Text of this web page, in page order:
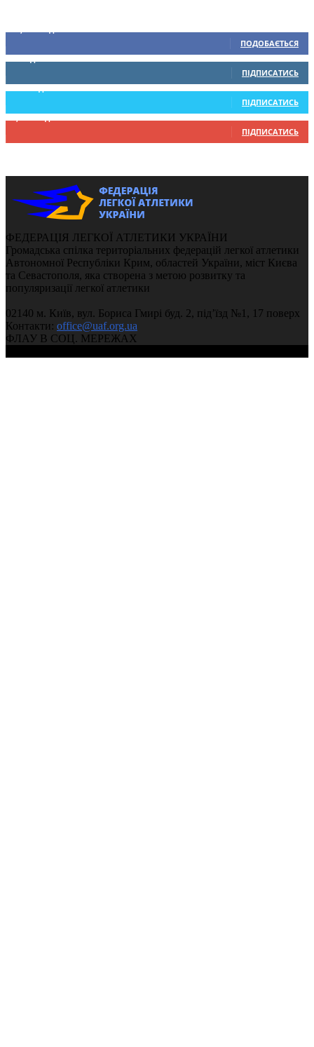
ПОДОБАЄТЬСЯ
0 Підписників
ПІДПИСАТИСЬ
234 Підписників
ПІДПИСАТИСЬ
9,370 Підписників
ПІДПИСАТИСЬ
ФЕДЕРАЦІЯ ЛЕГКОЇ АТЛЕТИКИ УКРАЇНИ
Громадська спілка територіальних федерацій легкої атлетики
Автономної Республіки Крим, областей України, міст Києва
та Севастополя, яка створена з метою розвитку та
популяризації легкої атлетики
02140 м. Київ, вул. Бориса Гмирі буд. 2, під’їзд №1, 17 поверх
Контакти: office@uaf.org.ua
ФЛАУ В СОЦ. МЕРЕЖАХ